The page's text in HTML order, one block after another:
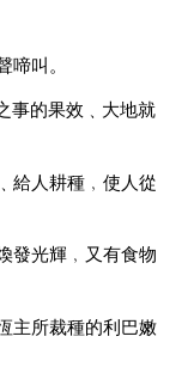
叫。
事的果效﹑大地就
給人耕種﹐使人從
發光輝﹐又有食物
主所裁種的利巴嫩